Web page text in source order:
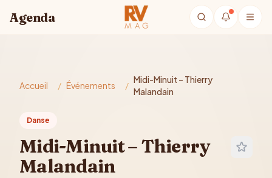
Agenda
Accueil / Événements /
Midi-Minuit – Thierry
Malandain
Danse
Midi-Minuit – Thierry
Malandain